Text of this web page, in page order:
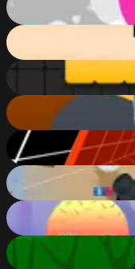
82
Rise of Lava
81
Snake
79
Helix Jump
77
Endless Tunnel
75%
Storm of snow
74
%
Endless Jump
73
Subway Runner
72